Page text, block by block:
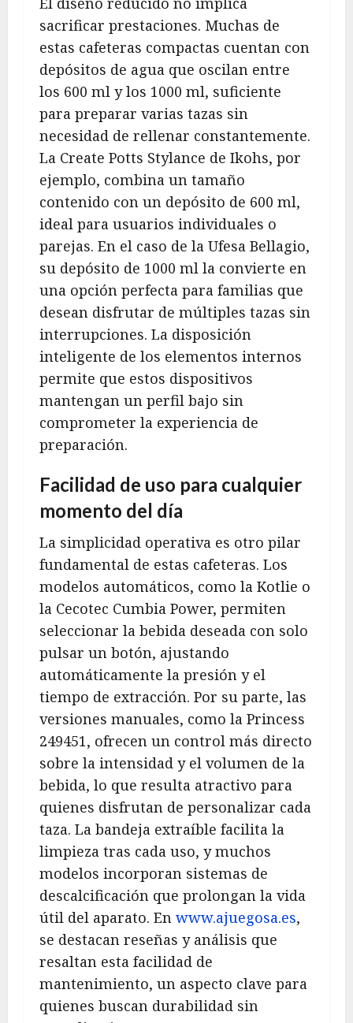
sacrificar prestaciones. Muchas de
estas cafeteras compactas cuentan con
depósitos de agua que oscilan entre
los 600 ml y los 1000 ml, suficiente
para preparar varias tazas sin
necesidad de rellenar constantemente.
La Create Potts Stylance de Ikohs, por
ejemplo, combina un tamaño
contenido con un depósito de 600 ml,
ideal para usuarios individuales o
parejas. En el caso de la Ufesa Bellagio,
su depósito de 1000 ml la convierte en
una opción perfecta para familias que
desean disfrutar de múltiples tazas sin
interrupciones. La disposición
inteligente de los elementos internos
permite que estos dispositivos
mantengan un perfil bajo sin
comprometer la experiencia de
preparación.
Facilidad de uso para cualquier
momento del día
La simplicidad operativa es otro pilar
fundamental de estas cafeteras. Los
modelos automáticos, como la Kotlie o
la Cecotec Cumbia Power, permiten
seleccionar la bebida deseada con solo
pulsar un botón, ajustando
automáticamente la presión y el
tiempo de extracción. Por su parte, las
versiones manuales, como la Princess
249451, ofrecen un control más directo
sobre la intensidad y el volumen de la
bebida, lo que resulta atractivo para
quienes disfrutan de personalizar cada
taza. La bandeja extraíble facilita la
limpieza tras cada uso, y muchos
modelos incorporan sistemas de
descalcificación que prolongan la vida
útil del aparato. En www.ajuegosa.es,
se destacan reseñas y análisis que
resaltan esta facilidad de
mantenimiento, un aspecto clave para
quienes buscan durabilidad sin